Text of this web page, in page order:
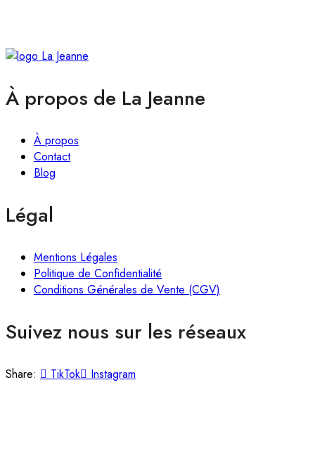
À propos de La Jeanne
À propos
Contact
Blog
Légal
Mentions Légales
Politique de Confidentialité
Conditions Générales de Vente (CGV)
Suivez nous sur les réseaux
Share: TikTok Instagram